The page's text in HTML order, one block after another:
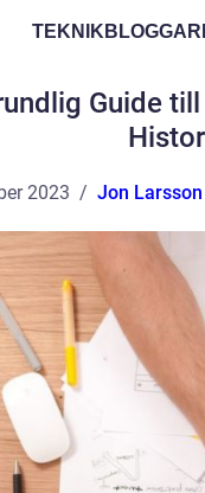
Guide
2023 Jon Larsson